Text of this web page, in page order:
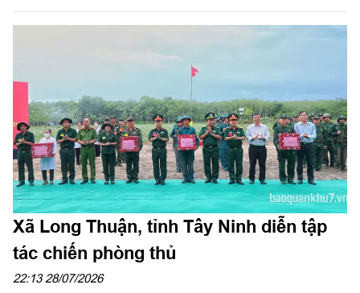
khu 7 dự và phát biểu chỉ đạo. Đại tá Trần Đình Hưng, Phó Chỉ
UBND tỉnh chủ trì hội nghị. Dự Hội nghị có Đại tá Bùi Đăng
Ninh, Chính ủy Bộ CHQS tỉnh.
Xã Long Thuận, tỉnh Tây Ninh diễn tập
tác chiến phòng thủ
22:13 28/07/2026